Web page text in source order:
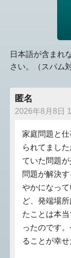
日本語が含まれ
さい。（スパム
匿名
2026年8月8日
家庭問題と
られてまし
ていた問題
問題が解決
やかになっ
ど、発端場
たことは本
ったのです
ることが幸せ